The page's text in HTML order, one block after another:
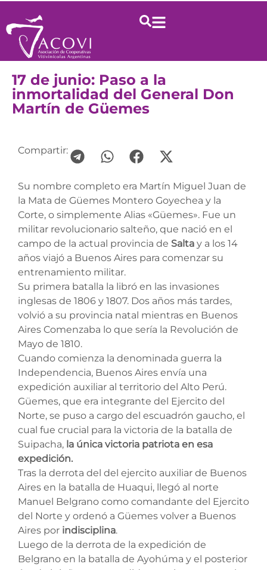
17 de junio: Paso a la
inmortalidad del General Don
Martín de Güemes
Compartir:
Su nombre completo era Martín Miguel Juan de
la Mata de Güemes Montero Goyechea y la
Corte, o simplemente Alias «Güemes». Fue un
militar revolucionario salteño, que nació en el
campo de la actual provincia de Salta y a los 14
años viajó a Buenos Aires para comenzar su
entrenamiento militar.
Su primera batalla la libró en las invasiones
inglesas de 1806 y 1807. Dos años más tardes,
volvió a su provincia natal mientras en Buenos
Aires Comenzaba lo que sería la Revolución de
Mayo de 1810.
Cuando comienza la denominada guerra la
Independencia, Buenos Aires envía una
expedición auxiliar al territorio del Alto Perú.
Güemes, que era integrante del Ejercito del
Norte, se puso a cargo del escuadrón gaucho, el
cual fue crucial para la victoria de la batalla de
Suipacha, la única victoria patriota en esa
expedición.
Tras la derrota del del ejercito auxiliar de Buenos
Aires en la batalla de Huaqui, llegó al norte
Manuel Belgrano como comandante del Ejercito
del Norte y ordenó a Güemes volver a Buenos
Aires por indisciplina.
Luego de la derrota de la expedición de
Belgrano en la batalla de Ayohúma y el posterior